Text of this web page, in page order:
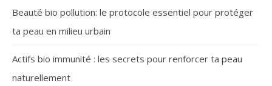
Beauté bio pollution: le protocole essentiel pour protéger
ta peau en milieu urbain
Actifs bio immunité : les secrets pour renforcer ta peau
naturellement